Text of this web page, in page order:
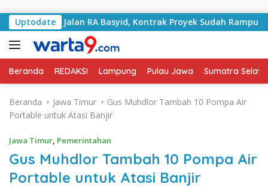
Uptodate
Jalan RA Basyid, Kontrak Proyek Sudah Rampung
Beranda REDAKSI Lampung Pulau Jawa Sumatra
Beranda Jawa Timur
Gus Muhdlor Tambah 10 Pompa Air
Portable untuk Atasi Banjir
Jawa Timur, Pemerintahan
Gus Muhdlor Tambah 10 Pompa Air
Portable untuk Atasi Banjir